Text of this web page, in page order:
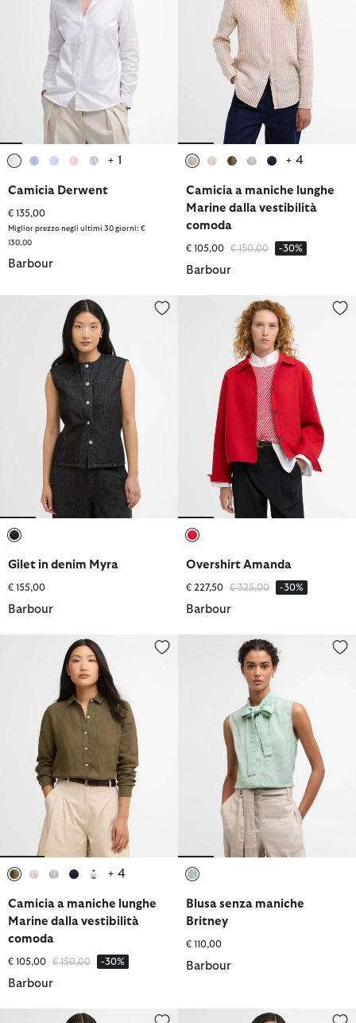
+ 1
Camicia Derwent
€ 135,00
Miglior prezzo negli ultimi 30 giorni: €
130,00
Barbour
+ 4
Camicia a maniche lunghe
Marine dalla vestibilità
comoda
€ 105,00 Prezzo ridotto da
€ 150,00a -30%
Barbour
Gilet in denim Myra
Gilet in denim Myra
€ 155,00
Barbour
Overshirt Amanda
Overshirt Amanda
€ 227,50 Prezzo ridotto da
€ 325,00a -30%
Barbour
Camicia a maniche lunghe Marine dalla vestibilità comoda
+ 4
Camicia a maniche lunghe
Marine dalla vestibilità
comoda
€ 105,00 Prezzo ridotto da
€ 150,00a -30%
Barbour
Blusa senza maniche Britney
Blusa senza maniche
Britney
€ 110,00
Barbour
Blusa Asker a quadri con dettagli arricciatiGilet in denim Daya